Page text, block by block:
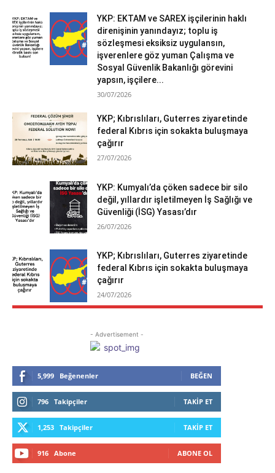
YKP: EKTAM ve SAREX işçilerinin haklı
direnişinin yanındayız; toplu iş
sözleşmesi eksiksiz uygulansın,
işverenlere göz yuman Çalışma ve
Sosyal Güvenlik Bakanlığı görevini
yapsın, işçilere...
30/07/2026
YKP; Kıbrıslıları, Guterres ziyaretinde
federal Kıbrıs için sokakta buluşmaya
çağırır
27/07/2026
YKP: Kumyalı’da çöken sadece bir silo
değil, yıllardır işletilmeyen İş Sağlığı ve
Güvenliği (İSG) Yasası’dır
26/07/2026
YKP; Kıbrıslıları, Guterres ziyaretinde
federal Kıbrıs için sokakta buluşmaya
çağırır
24/07/2026
- Advertisement -
5,999 Beğenenler BEĞEN
796 Takipçiler TAKIP ET
1,253 Takipçiler TAKIP ET
916 Abone ABONE OL